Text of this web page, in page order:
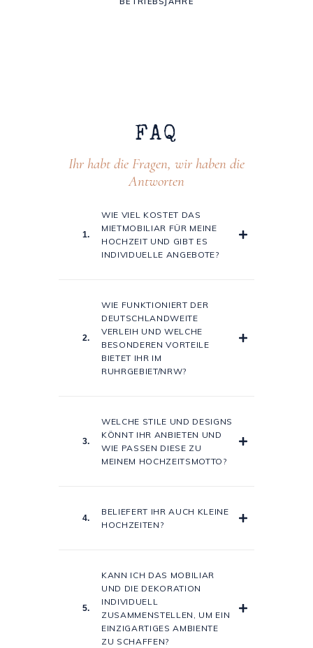
FAQ
Ihr habt die Fragen, wir haben die
Antworten
1.
WIE VIEL KOSTET DAS
MIETMOBILIAR FÜR MEINE
HOCHZEIT UND GIBT ES
INDIVIDUELLE ANGEBOTE?
2.
WIE FUNKTIONIERT DER
DEUTSCHLANDWEITE
VERLEIH UND WELCHE
BESONDEREN VORTEILE
BIETET IHR IM
RUHRGEBIET/NRW?
3.
WELCHE STILE UND DESIGNS
KÖNNT IHR ANBIETEN UND
WIE PASSEN DIESE ZU
MEINEM HOCHZEITSMOTTO?
4.
BELIEFERT IHR AUCH KLEINE
HOCHZEITEN?
5.
KANN ICH DAS MOBILIAR
UND DIE DEKORATION
INDIVIDUELL
ZUSAMMENSTELLEN, UM EIN
EINZIGARTIGES AMBIENTE
ZU SCHAFFEN?